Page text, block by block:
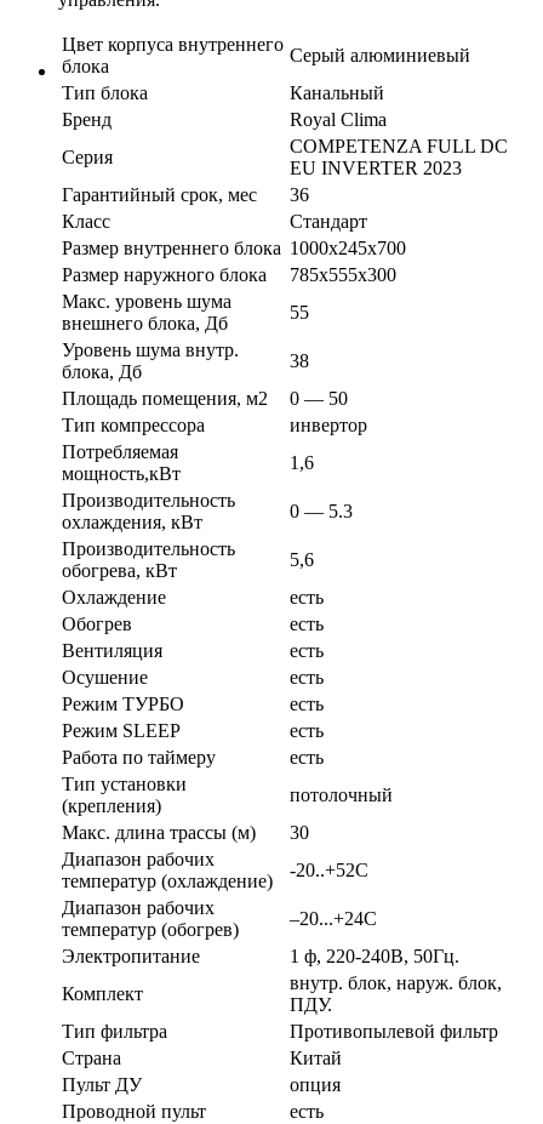
Цвет корпуса внутреннего
блока
Серый алюминиевый
Тип блока
Канальный
Бренд
Royal Clima
Серия
COMPETENZA FULL DC
EU INVERTER 2023
Гарантийный срок, мес
36
Класс
Стандарт
Размер внутреннего блока 1000х245х700
Размер наружного блока
785х555х300
Макс. уровень шума
внешнего блока, Дб
55
Уровень шума внутр.
блока, Дб
38
Площадь помещения, м2
0 — 50
Тип компрессора
инвертор
Потребляемая
мощность,кВт
1,6
Производительность
охлаждения, кВт
0 — 5.3
Производительность
обогрева, кВт
5,6
Охлаждение
есть
Обогрев
есть
Вентиляция
есть
Осушение
есть
Режим ТУРБО
есть
Режим SLEEP
есть
Работа по таймеру
есть
Тип установки
(крепления)
потолочный
Макс. длина трассы (м)
30
Диапазон рабочих
температур (охлаждение)
-20..+52С
Диапазон рабочих
температур (обогрев)
–20...+24С
Электропитание
1 ф, 220-240В, 50Гц.
Комплект
внутр. блок, наруж. блок,
ПДУ.
Тип фильтра
Противопылевой фильтр
Страна
Китай
Пульт ДУ
опция
Проводной пульт
есть